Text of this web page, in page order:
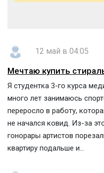
12 май в 04:05
Мечтаю купить
Я студентка 3-го курса
много лет занимаюсь
переросло в работу,
не начался ковид. Из-за
гонорары артистов
квартиру подальше и...